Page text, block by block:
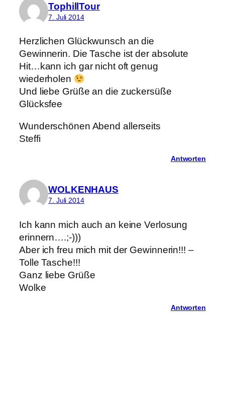
TophillTour
7. Juli 2014
Herzlichen Glückwunsch an die
Gewinnerin. Die Tasche ist der absolute
Hit…kann ich gar nicht oft genug
wiederholen
Und liebe Grüße an die zuckersüße
Glücksfee
Wunderschönen Abend allerseits
Steffi
Antworten
WOLKENHAUS
7. Juli 2014
Ich kann mich auch an keine Verlosung
erinnern….;-)))
Aber ich freu mich mit der Gewinnerin!!! –
Tolle Tasche!!!
Ganz liebe Grüße
Wolke
Antworten